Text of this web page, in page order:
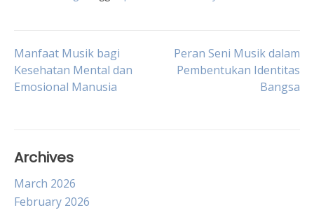
Post
navigation
Manfaat Musik bagi
Kesehatan Mental dan
Emosional Manusia
Peran Seni Musik dalam
Pembentukan Identitas
Bangsa
Archives
March 2026
February 2026